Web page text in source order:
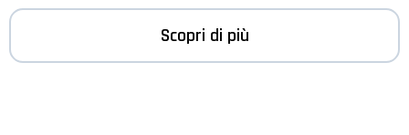
Scopri di più